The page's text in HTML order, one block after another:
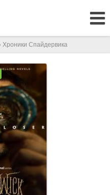
Хроники Спайдервика